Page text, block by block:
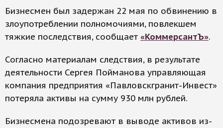
Бизнесмен был задержан 22 мая по обвинению в
злоупотреблении полномочиями, повлекшем
тяжкие последствия, сообщает «КоммерсантЪ».
Согласно материалам следствия, в результате
деятельности Сергея Пойманова управляющая
компания предприятия «Павловскгранит-Инвест»
потеряла активы на сумму 930 млн рублей.
Бизнесмена подозревают в выводе активов из-